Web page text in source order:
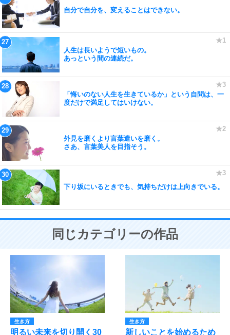
自分で自分を、変えることはできない。
人生は長いようで短いもの。
あっという間の連続だ。
「悔いのない人生を生きているか」という自問は、一
度だけで満足してはいけない。
外見を磨くより言葉遣いを磨く。
さあ、言葉美人を目指そう。
下り坂にいるときでも、気持ちだけは上向きでいる。
同じカテゴリーの作品
生き方
明るい未来を切り開く30
生き方
新しいことを始めるため